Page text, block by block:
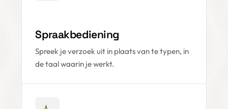
Spraakbediening
Spreek je verzoek uit in plaats van te typen, in
de taal waarin je werkt.